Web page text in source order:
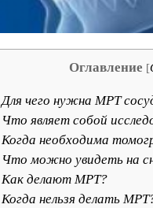
Оглавление [
Для чего нужна МРТ
Что являет собой
Когда необходима
Что можно увидеть на
Как делают МРТ?
Когда нельзя делать